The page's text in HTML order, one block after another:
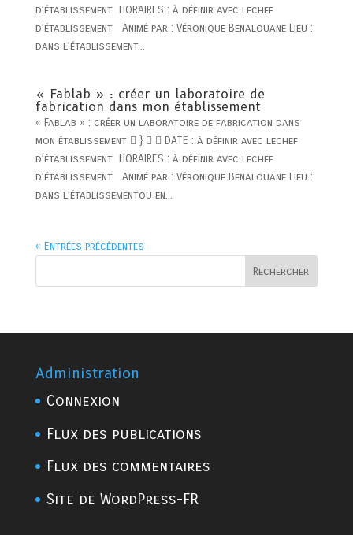
d’établissement HORAIRES : à définir avec lechef
d’établissement Animé par : Véronique Benalouane Lieu :
dans l’établissement...
« Fablab » : créer un laboratoire de
fabrication dans mon établissement
« Fablab » : créer un laboratoire de fabrication dans
mon établissement  }   DATE : à définir avec lechef
d’établissement HORAIRES : à définir avec lechef
d’établissement Animé par : Véronique Benalouane Lieu :
dans l’établissementou en...
« Entrées précédentes
Rechercher
Administration
Connexion
Flux des publications
Flux des commentaires
Site de WordPress-FR